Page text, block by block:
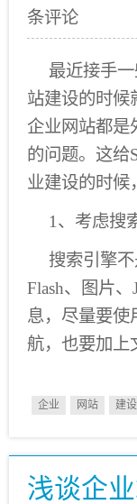
条评论
最近接手
站建设的时候
企业网站都是
的问题。这给
业建设的时候
1、考虑搜
搜索引擎
Flash、图片
息，尽量要使
航，也要加上
企业 网站 建设
浅谈企